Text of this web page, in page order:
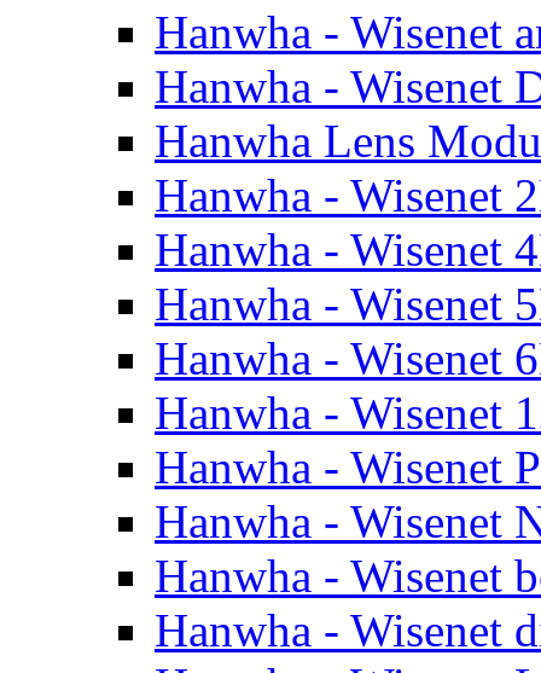
Hanwha - Wisenet
Hanwha - Wisenet
Hanwha Lens
Hanwha - Wisenet
Hanwha - Wisenet
Hanwha - Wisenet
Hanwha - Wisenet
Hanwha - Wisenet
Hanwha - Wisenet
Hanwha - Wisenet
Hanwha - Wisenet
Hanwha - Wisenet